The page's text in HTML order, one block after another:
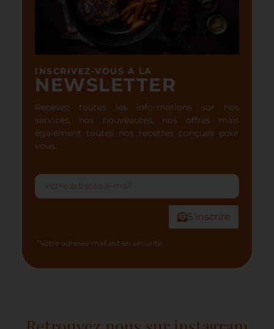
INSCRIVEZ-VOUS À LA
NEWSLETTER
Recevez toutes les informations sur nos
services, nos nouveautés, nos offres mais
également toutes nos recettes conçues pour
vous.
S'inscrire
*Votre adresse mail est en sécurité